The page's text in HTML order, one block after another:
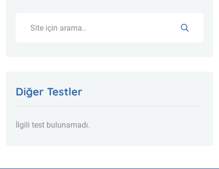
Diğer Testler
İlgili test bulunamadı.